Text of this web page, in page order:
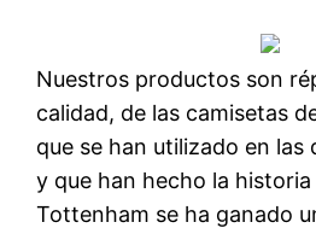
Nuestros productos son
calidad, de las camisetas
que se han utilizado en las
y que han hecho la
Tottenham se ha ganado